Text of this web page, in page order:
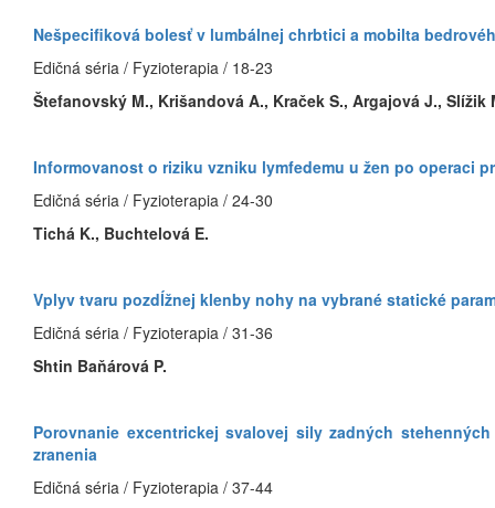
Nešpecifiková bolesť v lumbálnej chrbtici a mobilta
Edičná séria / Fyzioterapia / 18-23
Štefanovský M., Krišandová A., Kraček S., Argajová J., Slížik
Informovanost o riziku vzniku lymfedemu u žen po operaci
Edičná séria / Fyzioterapia / 24-30
Tichá K., Buchtelová E.
Vplyv tvaru pozdĺžnej klenby nohy na vybrané statické
Edičná séria / Fyzioterapia / 31-36
Shtin Baňárová P.
Porovnanie excentrickej svalovej sily zadných
zranenia
Edičná séria / Fyzioterapia / 37-44